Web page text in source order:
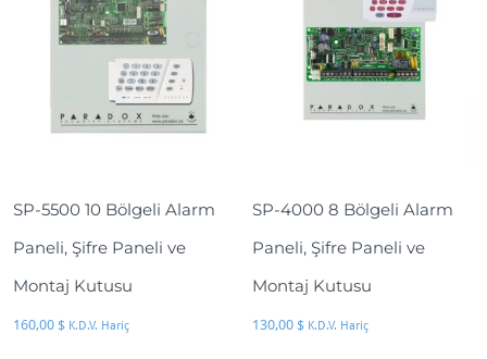
e
a
d
SP-5500 10 Bölgeli Alarm
Paneli, Şifre Paneli ve
Montaj Kutusu
160,00 $ K.D.V. Hariç
SP-4000 8 Bölgeli Alarm
Paneli, Şifre Paneli ve
Montaj Kutusu
130,00 $ K.D.V. Hariç